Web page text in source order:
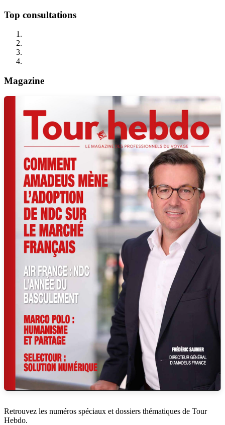
Top consultations
Magazine
Retrouvez les numéros spéciaux et dossiers thématiques de Tour
Hebdo.